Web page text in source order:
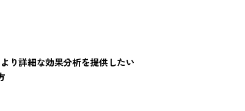
り詳細な効果分析を提供したい